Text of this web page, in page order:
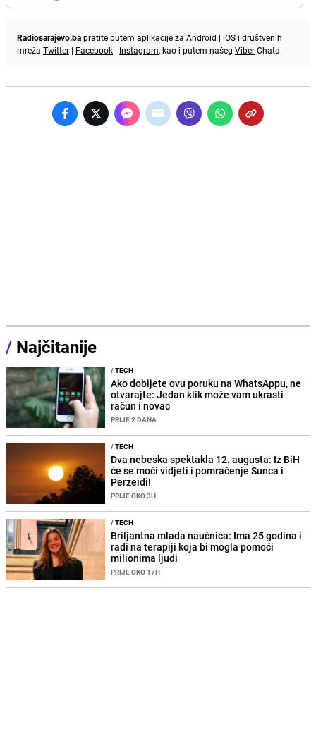
Radiosarajevo.bapratite putem aplikacije za Android | iOS i društvenih
mreža Twitter | Facebook | Instagram, kao i putem našeg ViberChata.
/ Najčitanije
/TECH
Ako dobijete ovu poruku na WhatsAppu, ne
otvarajte: Jedan klik može vam ukrasti
račun i novac
PRIJE 2 DANA
/TECH
Dva nebeska spektakla 12. augusta: Iz BiH
će se moći vidjeti i pomračenje Sunca i
Perzeidi!
PRIJE OKO 3H
/TECH
Briljantna mlada naučnica: Ima 25 godina i
radi na terapiji koja bi mogla pomoći
milionima ljudi
PRIJE OKO 17H